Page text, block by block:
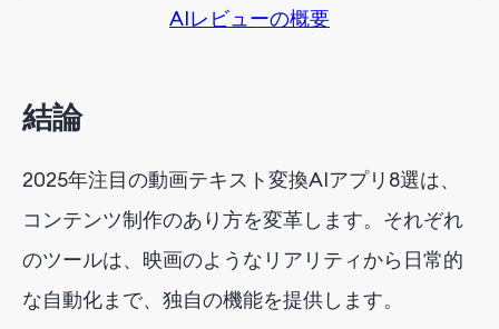
AIレビューの概要
結論
2025年注目の動画テキスト変換AIアプリ8選は、
コンテンツ制作のあり方を変革します。それぞれ
のツールは、映画のようなリアリティから日常的
な自動化まで、独自の機能を提供します。